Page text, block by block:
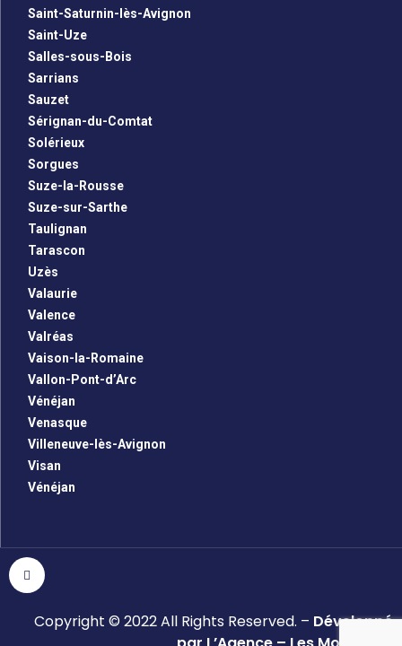
Saint-Saturnin-lès-Avignon
Saint-Uze
Salles-sous-Bois
Sarrians
Sauzet
Sérignan-du-Comtat
Solérieux
Sorgues
Suze-la-Rousse
Suze-sur-Sarthe
Taulignan
Tarascon
Uzès
Valaurie
Valence
Valréas
Vaison-la-Romaine
Vallon-Pont-d’Arc
Vénéjan
Venasque
Villeneuve-lès-Avignon
Visan
Vénéjan
Copyright © 2022 All Rights Reserved. – Développé